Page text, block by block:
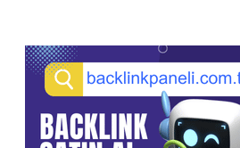
Sidebar